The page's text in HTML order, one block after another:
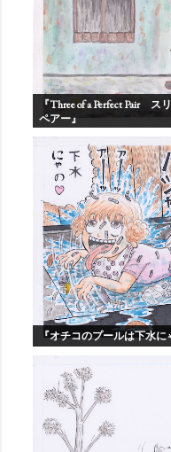
『Three of a Perfect Pair
ペアー』
『オチコのプールは下水に